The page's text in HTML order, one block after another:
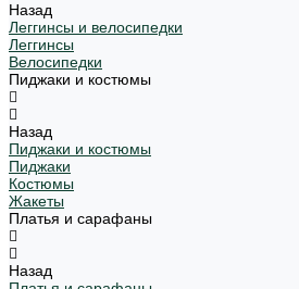
Назад
Леггинсы и велосипедки
Леггинсы
Велосипедки
Пиджаки и костюмы
Назад
Пиджаки и костюмы
Пиджаки
Костюмы
Жакеты
Платья и сарафаны
Назад